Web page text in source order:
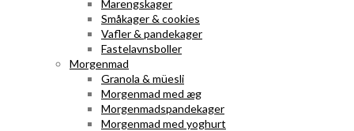
Marengskager
Småkager & cookies
Vafler & pandekager
Fastelavnsboller
Morgenmad
Granola & müesli
Morgenmad med æg
Morgenmadspandekager
Morgenmad med yoghurt